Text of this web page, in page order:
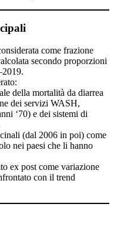
come frazione
secondo proporzioni
della mortalità da diarrea
dei servizi WASH,
‘70) e dei sistemi di
(dal 2006 in poi) come
nei paesi che li hanno
ex post come variazione
con il trend